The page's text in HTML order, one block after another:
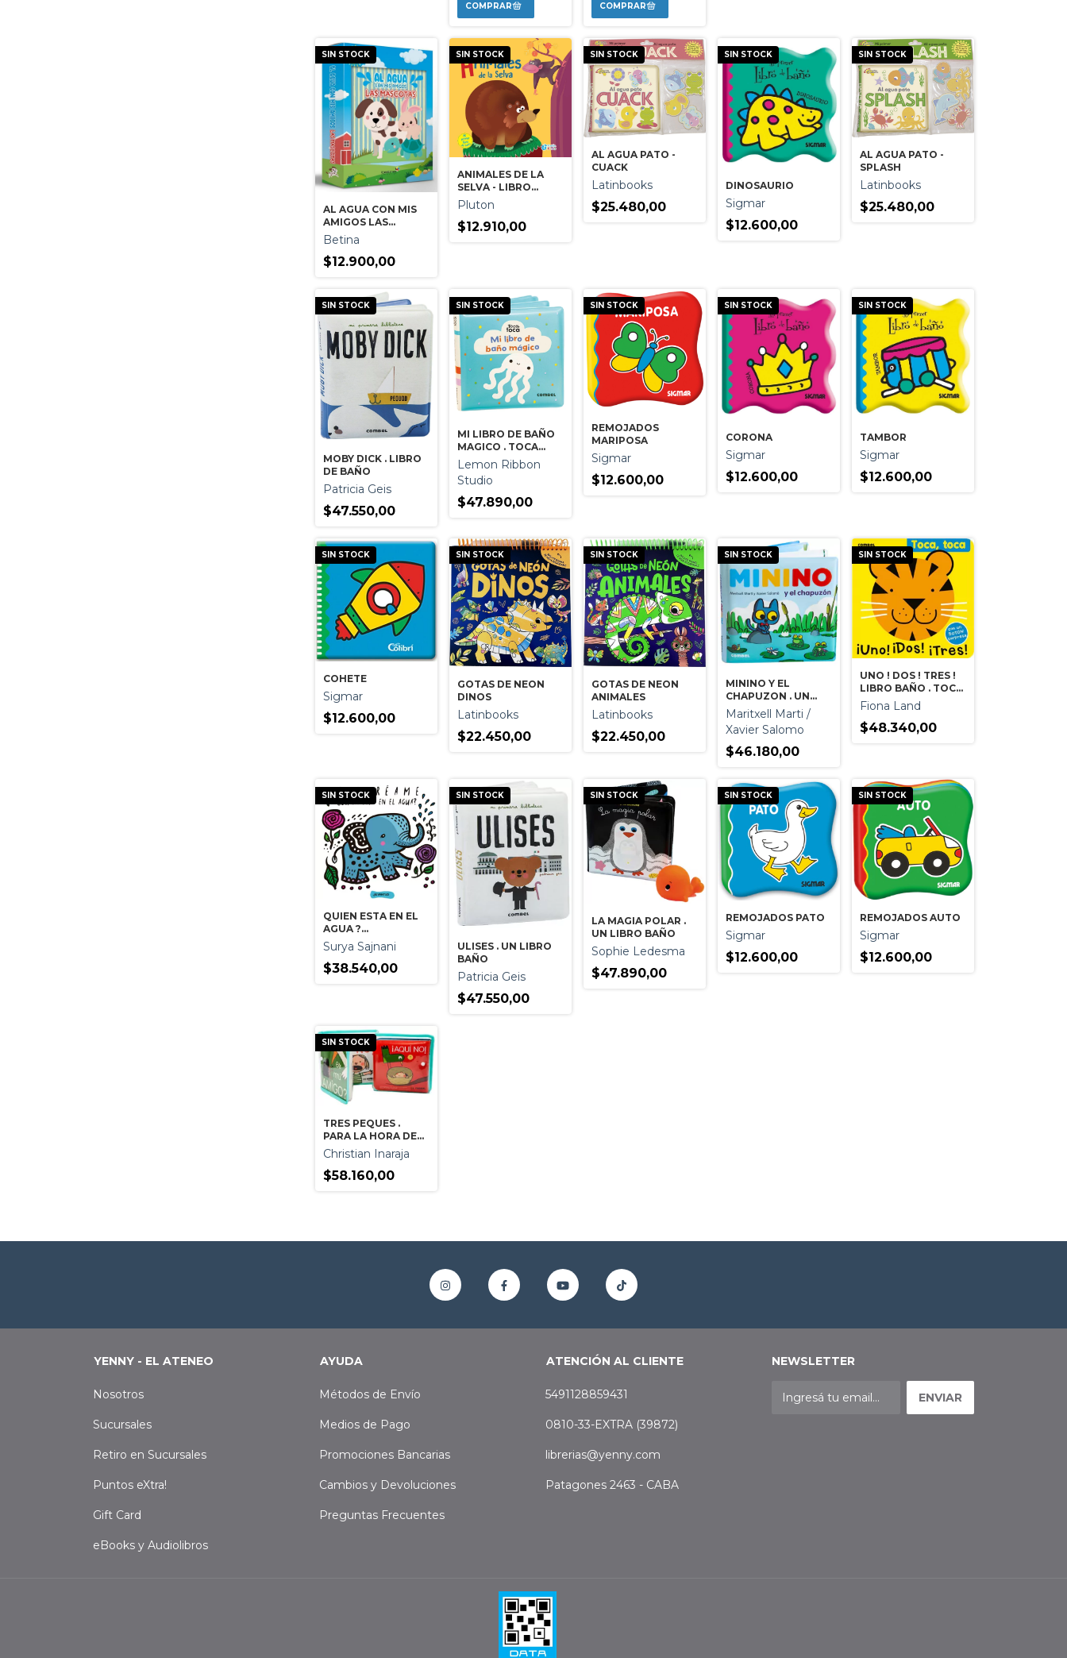
SIN STOCK
AL AGUA CON MIS
AMIGOS LAS
MASCOTAS
Betina
$12.900,00
SIN STOCK
ANIMALES DE LA
SELVA - LIBRO
BAÑO
Pluton
$12.910,00
SIN STOCK
AL AGUA PATO -
CUACK
Latinbooks
$25.480,00
SIN STOCK
DINOSAURIO
Sigmar
$12.600,00
SIN STOCK
AL AGUA PATO -
SPLASH
Latinbooks
$25.480,00
SIN STOCK
MOBY DICK . LIBRO
DE BAÑO
Patricia Geis
$47.550,00
SIN STOCK
MI LIBRO DE BAÑO
MAGICO . TOCA
TOCA
Lemon Ribbon
Studio
$47.890,00
SIN STOCK
REMOJADOS
MARIPOSA
Sigmar
$12.600,00
SIN STOCK
CORONA
Sigmar
$12.600,00
SIN STOCK
TAMBOR
Sigmar
$12.600,00
SIN STOCK
COHETE
Sigmar
$12.600,00
SIN STOCK
GOTAS DE NEON
DINOS
Latinbooks
$22.450,00
SIN STOCK
GOTAS DE NEON
ANIMALES
Latinbooks
$22.450,00
SIN STOCK
MININO Y EL
CHAPUZON . UN
LIBRO BAÑO
Maritxell Marti /
Xavier Salomo
$46.180,00
SIN STOCK
UNO ! DOS ! TRES !
LIBRO BAÑO . TOCA
TOCA
Fiona Land
$48.340,00
SIN STOCK
QUIEN ESTA EN EL
AGUA ?
COLOREAME
Surya Sajnani
$38.540,00
SIN STOCK
ULISES . UN LIBRO
BAÑO
Patricia Geis
$47.550,00
SIN STOCK
LA MAGIA POLAR .
UN LIBRO BAÑO
Sophie Ledesma
$47.890,00
SIN STOCK
REMOJADOS PATO
Sigmar
$12.600,00
SIN STOCK
REMOJADOS AUTO
Sigmar
$12.600,00
SIN STOCK
TRES PEQUES .
PARA LA HORA DE
COMER PARA EL
BAÑO Y PARA IR A
DORMIR LOS
Christian Inaraja
$58.160,00
YENNY - EL ATENEO
Nosotros
Sucursales
Retiro en Sucursales
Puntos eXtra!
Gift Card
eBooks y Audiolibros
AYUDA
Métodos de Envío
Medios de Pago
Promociones Bancarias
Cambios y Devoluciones
Preguntas Frecuentes
ATENCIÓN AL CLIENTE
5491128859431
0810-33-EXTRA (39872)
librerias@yenny.com
Patagones 2463 - CABA
NEWSLETTER